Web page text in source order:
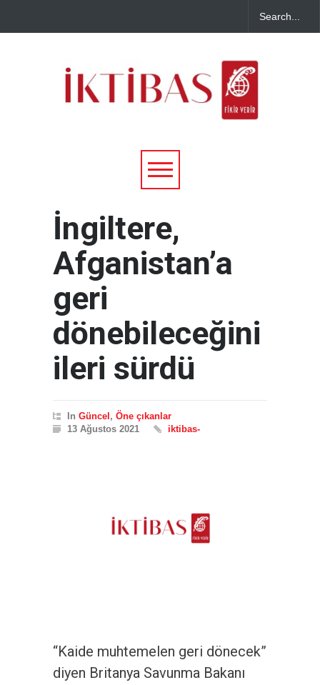
İngiltere,
Afganistan’a
geri
dönebileceğini
ileri sürdü
In Güncel, Öne çıkanlar
13 Ağustos 2021
iktibas-
“Kaide muhtemelen geri dönecek”
diyen Britanya Savunma Bakanı